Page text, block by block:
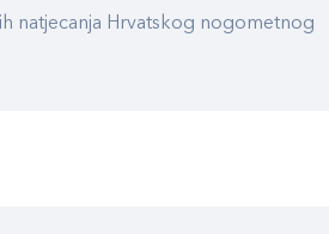
natjecanja Hrvatskog nogometnog